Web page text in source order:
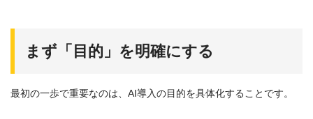
まず「目的」を明確にする
最初の一歩で重要なのは、AI導入の目的を具体化することです。